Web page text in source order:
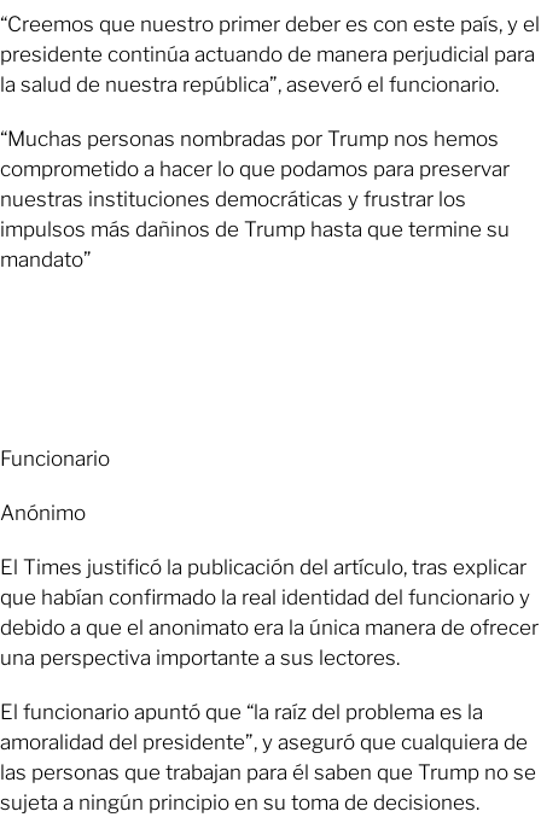
“Creemos que nuestro primer deber es con este país, y el
presidente continúa actuando de manera perjudicial para
la salud de nuestra república”, aseveró el funcionario.
“Muchas personas nombradas por Trump nos hemos
comprometido a hacer lo que podamos para preservar
nuestras instituciones democráticas y frustrar los
impulsos más dañinos de Trump hasta que termine su
mandato”
Funcionario
Anónimo
El Times justificó la publicación del artículo, tras explicar
que habían confirmado la real identidad del funcionario y
debido a que el anonimato era la única manera de ofrecer
una perspectiva importante a sus lectores.
El funcionario apuntó que “la raíz del problema es la
amoralidad del presidente”, y aseguró que cualquiera de
las personas que trabajan para él saben que Trump no se
sujeta a ningún principio en su toma de decisiones.